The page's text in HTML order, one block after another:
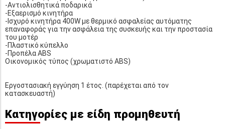
-Αντιολισθητικά ποδαρικά
-Εξαερισμό κινητήρα
-Ισχυρό κινητήρα 400W με θερμικό ασφαλείας αυτόματης
επαναφοράς για την ασφάλεια της συσκευής και την προστασία
του μοτέρ
-Πλαστικό κύπελλο
-Προπέλα ABS
Οικονομικός τύπος (χρωματιστό ABS)
Εργοστασιακή εγγύηση 1 έτος. (παρέχεται από τον
κατασκευαστή)
Κατηγορίες με είδη προμηθευτή